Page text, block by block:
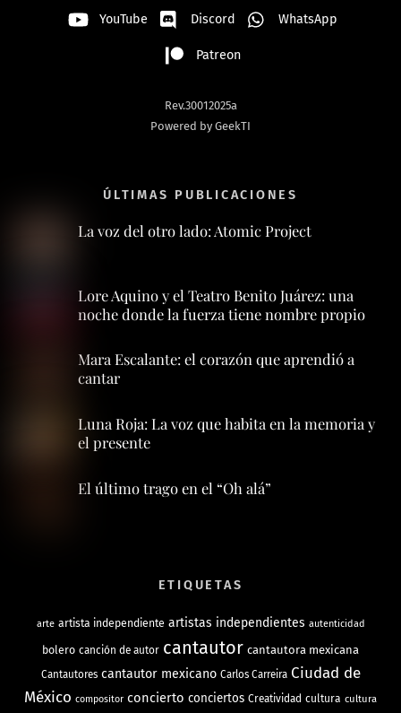
YouTube Discord WhatsApp
Patreon
Rev.30012025a
Powered by GeekTI
ÚLTIMAS PUBLICACIONES
La voz del otro lado: Atomic Project
Lore Aquino y el Teatro Benito Juárez: una
noche donde la fuerza tiene nombre propio
Mara Escalante: el corazón que aprendió a
cantar
Luna Roja: La voz que habita en la memoria y
el presente
El último trago en el “Oh alá”
ETIQUETAS
arte artista independiente artistas independientes autenticidad
bolero canción de autor cantautor cantautora mexicana
Cantautores cantautor mexicano Carlos Carreira Ciudad de
México compositor concierto conciertos Creatividad cultura cultura